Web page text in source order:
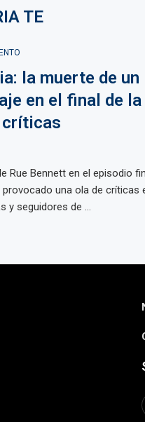
TE
la muerte de un
en el final de
críticas
Rue Bennett en el episodio
provocado una ola de críticas
y seguidores de ...